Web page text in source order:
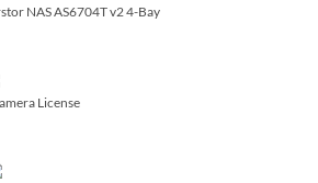
NAS AS6704T v2 4-Bay
License